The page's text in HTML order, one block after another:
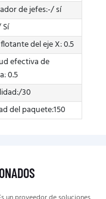
de jefes:-/ sí
del eje X: 0.5
efectiva de
0.5
30
del paquete:150